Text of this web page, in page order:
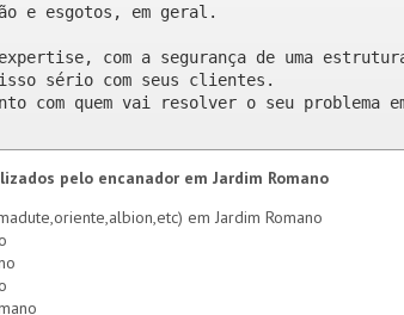
e esgotos, em geral.
com a segurança de uma
sério com seus clientes.
com quem vai resolver o seu problema
pelo encanador em Jardim Romano
em Jardim Romano